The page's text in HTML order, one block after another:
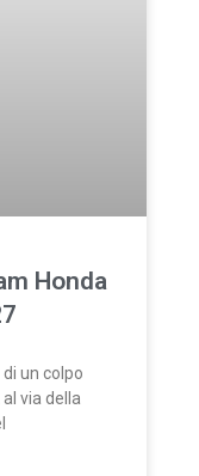
Honda
di un colpo
via della